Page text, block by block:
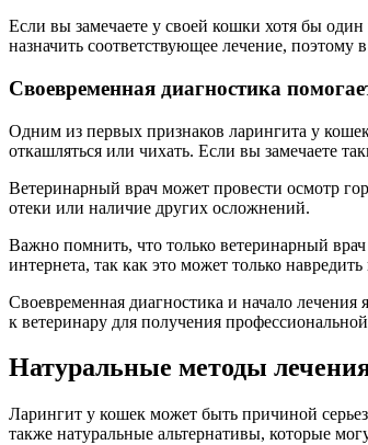
Если вы замечаете у своей кошки хотя бы один
назначить соответствующее лечение, поэтому
Своевременная диагностика
Одним из первых признаков ларингита у
откашляться или чихать. Если вы замечаете
Ветеринарный врач может провести осмотр
отеки или наличие других осложнений.
Важно помнить, что только ветеринарный
интернета, так как это может только
Своевременная диагностика и начало
к ветеринару для получения
Натуральные методы
Ларингит у кошек может быть причиной
также натуральные альтернативы, которые